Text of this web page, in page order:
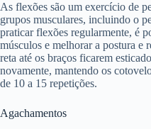
As flexões são um exercício de
grupos musculares, incluindo o
praticar flexões regularmente, é
músculos e melhorar a postura e
reta até os braços ficarem
novamente, mantendo os
de 10 a 15 repetições.
Agachamentos